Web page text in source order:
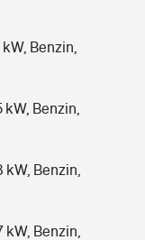
Benzin,
Benzin,
kW, Benzin,
kW, Benzin,